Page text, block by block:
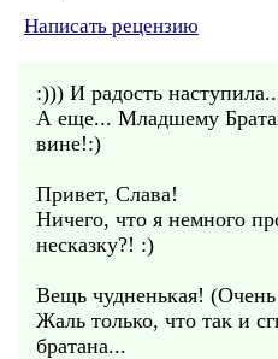
Написать рецензию
:))) И радость
А еще... Младшему
вине!:)
Привет, Слава!
Ничего, что я немного
несказку?! :)
Вещь чудненькая! (Очень
Жаль только, что так и
братана...